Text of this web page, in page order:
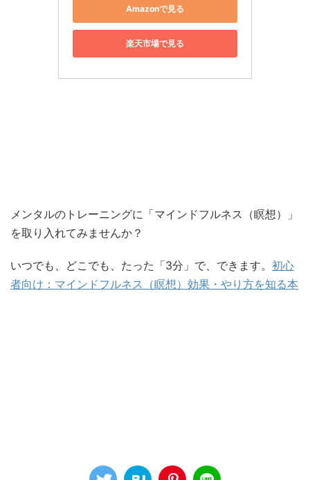
Amazonで見る
楽天市場で見る
メンタルのトレーニングに「マインドフルネス（瞑想）」
を取り入れてみませんか？
いつでも、どこでも、たった「3分」で、できます。 初心
者向け：マインドフルネス（瞑想）効果・やり方を知る本